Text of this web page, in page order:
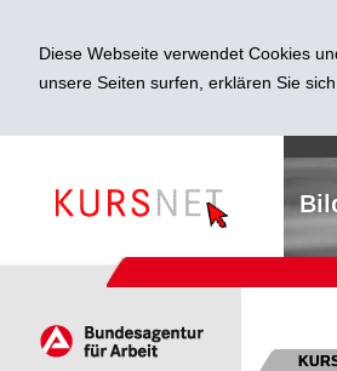
Diese Webseite verwendet Cookies
unsere Seiten surfen, erklären Sie